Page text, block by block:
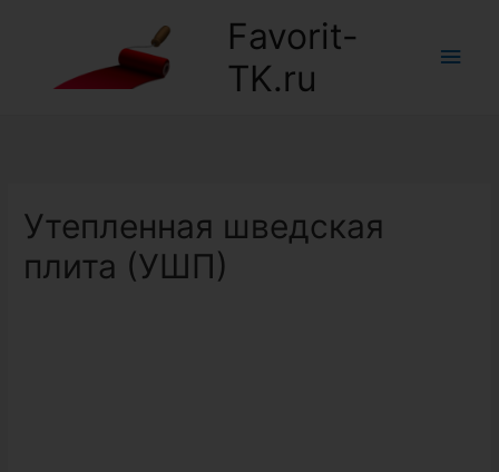
Favorit-
TK.ru
Утепленная шведская
плита (УШП)